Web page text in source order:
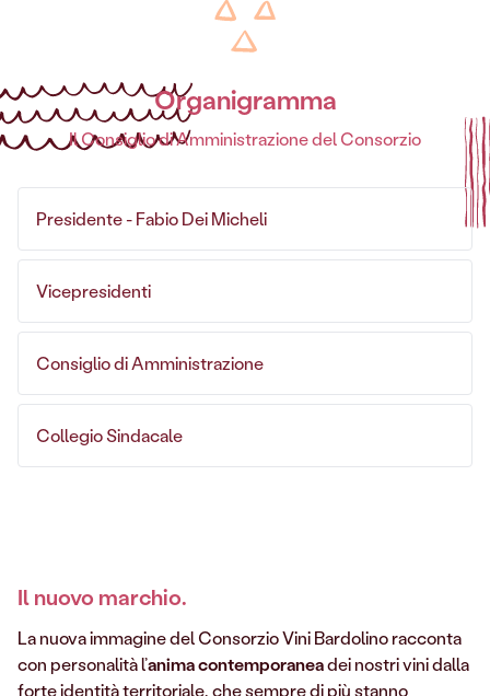
Organigramma
Il Consiglio di Amministrazione del Consorzio
Presidente - Fabio Dei Micheli
Vicepresidenti
Consiglio di Amministrazione
Collegio Sindacale
Il nuovo marchio.
La nuova immagine del Consorzio Vini Bardolino racconta
con personalità l’anima contemporaneadei nostri vini dalla
forte identità territoriale, che sempre di più stanno